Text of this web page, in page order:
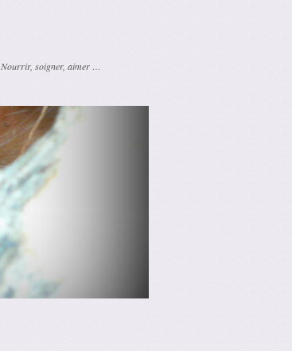
Nourrir, soigner, aimer …